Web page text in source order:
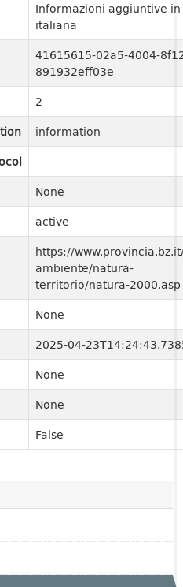
Informazioni aggiuntive
italiana
41615615-02a5-4004-
891932eff03e
2
information
None
active
https://
ambiente/natura-
territorio/natura-2000.asp
None
2025-04-
None
None
False